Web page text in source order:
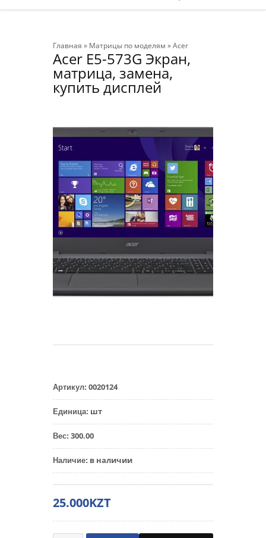
Главная » Матрицы по моделям »Acer
Acer E5-573G Экран,
матрица, замена,
купить дисплей
Артикул: 0020124
Единица: шт
Вес: 300.00
Наличие: в наличии
25.000KZT